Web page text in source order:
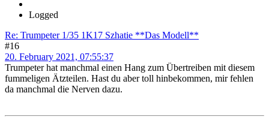
Logged
Re: Trumpeter 1/35 1K17 Szhatie **Das Modell**
#16
20. February 2021, 07:55:37
Trumpeter hat manchmal einen Hang zum Übertreiben mit diesem
fummeligen Ätzteilen. Hast du aber toll hinbekommen, mir fehlen
da manchmal die Nerven dazu.